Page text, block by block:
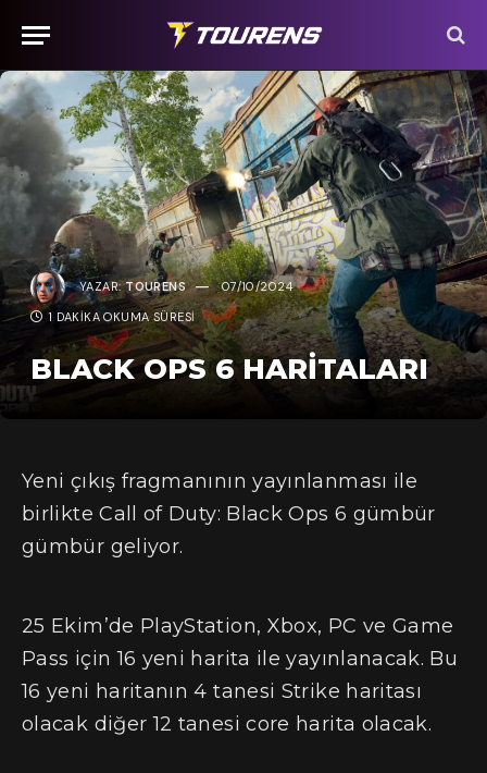
YAZAR: TOURENS 07/10/2024
1 DAKIKA OKUMA SÜRESI
BLACK OPS 6 HARITALARI
Yeni çıkış fragmanının yayınlanması ile
birlikte Call of Duty: Black Ops 6 gümbür
gümbür geliyor.
25 Ekim’de PlayStation, Xbox, PC ve Game
Pass için 16 yeni harita ile yayınlanacak. Bu
16 yeni haritanın 4 tanesi Strike haritası
olacak diğer 12 tanesi core harita olacak.